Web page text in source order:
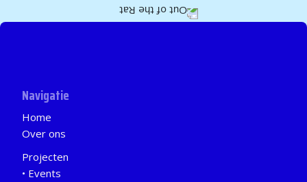
Navigatie
Home
Over ons
Projecten
Events